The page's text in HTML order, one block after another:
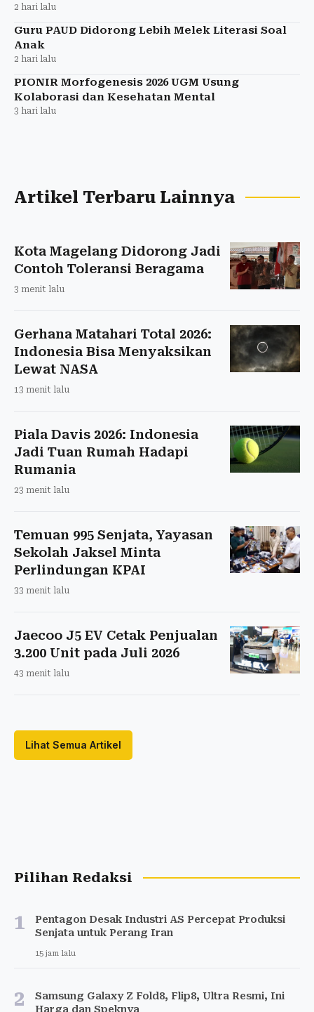
2 hari lalu
Guru PAUD Didorong Lebih Melek Literasi Soal
Anak
2 hari lalu
PIONIR Morfogenesis 2026 UGM Usung
Kolaborasi dan Kesehatan Mental
3 hari lalu
Artikel Terbaru Lainnya
Kota Magelang Didorong Jadi
Contoh Toleransi Beragama
3 menit lalu
Gerhana Matahari Total 2026:
Indonesia Bisa Menyaksikan
Lewat NASA
13 menit lalu
Piala Davis 2026: Indonesia
Jadi Tuan Rumah Hadapi
Rumania
23 menit lalu
Temuan 995 Senjata, Yayasan
Sekolah Jaksel Minta
Perlindungan KPAI
33 menit lalu
Jaecoo J5 EV Cetak Penjualan
3.200 Unit pada Juli 2026
43 menit lalu
Lihat Semua Artikel
Pilihan Redaksi
1
Pentagon Desak Industri AS Percepat Produksi
Senjata untuk Perang Iran
15 jam lalu
2
Samsung Galaxy Z Fold8, Flip8, Ultra Resmi, Ini
Harga dan Speknya